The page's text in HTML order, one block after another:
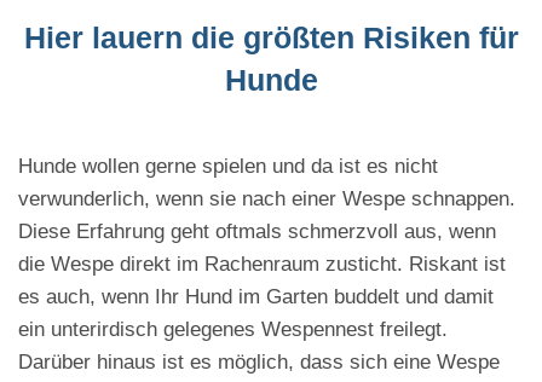
Hier lauern die größten Risiken für
Hunde
Hunde wollen gerne spielen und da ist es nicht
verwunderlich, wenn sie nach einer Wespe schnappen.
Diese Erfahrung geht oftmals schmerzvoll aus, wenn
die Wespe direkt im Rachenraum zusticht. Riskant ist
es auch, wenn Ihr Hund im Garten buddelt und damit
ein unterirdisch gelegenes Wespennest freilegt.
Darüber hinaus ist es möglich, dass sich eine Wespe